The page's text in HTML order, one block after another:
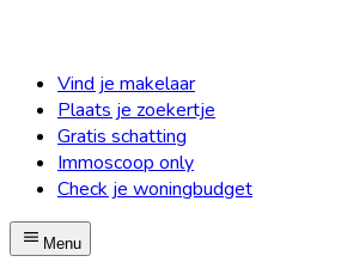
Vind je makelaar
Plaats je zoekertje
Gratis schatting
Immoscoop only
Check je woningbudget
Menu